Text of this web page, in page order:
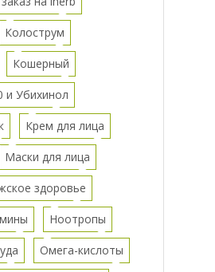
Колострум
Кошерный
и Убихинол
Крем для лица
Маски для лица
здоровье
Ноотропы
Омега-кислоты